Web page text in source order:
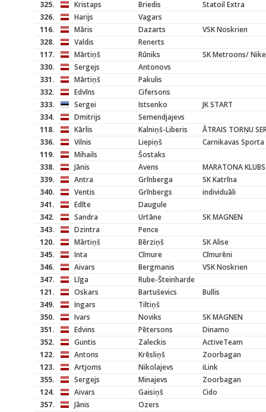
325. Kristaps Briedis
Statoil Extra
326.
Harijs
Vagars
116.
Māris Dazarts
VSK Noskrien
328.
Valdis
Renerts
117.
Mārtiņš Rūniks
SK Metroons/ Nike
330.
Sergejs
Antonovs
331.
Mārtiņš
Pakulis
332.
Edvīns
Cifersons
333.
Sergei Istsenko
JK START
334.
Dmitrijs
Semendjajevs
118.
Kārlis Kalniņš-Liberis
ĀTRAIS TORŅU
336.
Vilnis Liepiņš
Carnikavas
119.
Mihails
Šostaks
338.
Jānis Avens
MARATONA KLUBS
339.
Antra Grīnberga
SK Katrīna
340.
Ventis Grīnbergs
individuāli
341.
Edīte
Daugule
342.
Sandra Urtāne
SK MAGNEN
343.
Dzintra
Pence
120.
Mārtiņš Bērziņš
SK Alise
345.
Inta Cīmure
Cīmurēni
346.
Aivars Bergmanis
VSK Noskrien
347.
Līga
Rube-Šteinharde
121.
Oskars Bartuševics
Bullis
349.
Ingars
Tiltiņš
350.
Ivars Noviks
SK MAGNEN
351.
Edvins Pētersons
Dinamo
352.
Guntis Zaleckis
ActiveTeam
122.
Antons Krēsliņš
Zoorbagan
123.
Artjoms Nikolajevs
iLink
355.
Sergejs Minajevs
Zoorbagan
124.
Aivars Gaisiņš
Cido
357.
Jānis
Ozers